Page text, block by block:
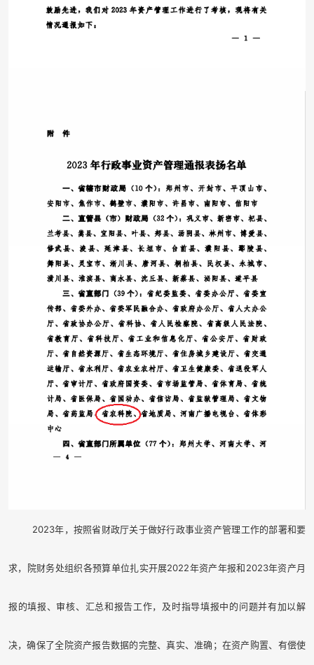
2023年，按照省财政厅关于做好行政事业资产管理工作的部署和要
求，院财务处组织各预算单位扎实开展2022年资产年报和2023年资产月
报的填报、审核、汇总和报告工作，及时指导填报中的问题并有加以解
决，确保了全院资产报告数据的完整、真实、准确；在资产购置、有偿使